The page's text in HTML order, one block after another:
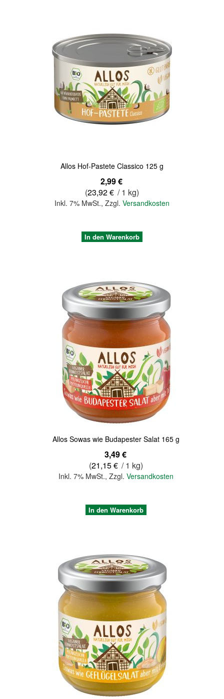
Allos Hof-Pastete Classico 125 g
2,99 €
(23,92 € / 1 kg)
Inkl. 7% MwSt., Zzgl. Versandkosten
In den Warenkorb
Allos Sowas wie Budapester Salat 165 g
3,49 €
(21,15 € / 1 kg)
Inkl. 7% MwSt.,Zzgl.Versandkosten
In den Warenkorb